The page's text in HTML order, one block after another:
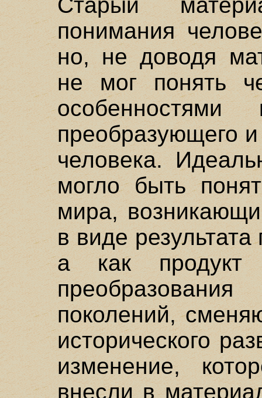
понимания
но, не доводя
не мог понять
преобразующего
человека.
могло быть
мира,
в виде
а как продукт
поколений,
исторического
изменение,
внесли в